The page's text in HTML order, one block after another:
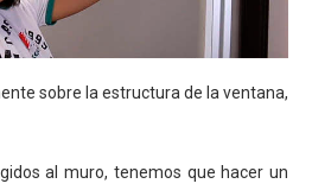
sobre la estructura de la ventana,
al muro, tenemos que hacer un